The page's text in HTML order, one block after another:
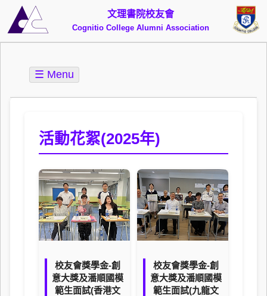
文理書院校友會
Cognitio College Alumni Association
☰ Menu
活動花絮(2025年)
校友會獎學金-創
意大獎及潘順國模
範生面試(香港文
校友會獎學金-創
意大獎及潘順國模
範生面試(九龍文